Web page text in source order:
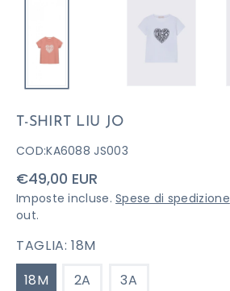
T-SHIRT LIU JO
COD:KA6088 JS003
Prezzo
di
listino
€49,00 EUR
Imposte incluse.Spese di spedizione
out.
TAGLIA:18M
18M
2A 3A